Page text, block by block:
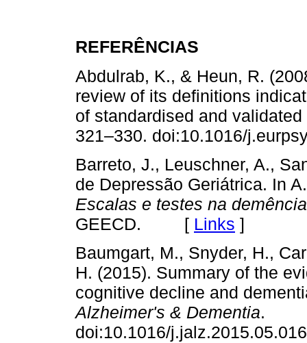
REFERÊNCIAS
Abdulrab, K., & Heun, R.
review of its definitions
of standardised and
321–330. doi:10.1016/
Barreto, J., Leuschner, A.,
de Depressão Geriátrica. In
Escalas e testes na demência
GEECD. [ Links ]
Baumgart, M., Snyder, H.,
H. (2015). Summary of the
cognitive decline and
Alzheimer's & Dementia.
doi:10.1016/